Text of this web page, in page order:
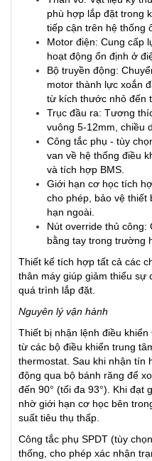
phù hợp lắp đặt trong
tiếp cận trên hệ thống
Motor điện: Cung cấp
hoạt động ổn định ở
Bộ truyền động:
motor thành lực xoắn
từ kích thước nhỏ đến
Trục đầu ra: Tương
vuông 5-12mm, chiều
Công tắc phụ - tùy
van về hệ thống điều
và tích hợp BMS.
Giới hạn cơ học tích
cho phép, bảo vệ thiết
hạn ngoài.
Nút override thủ công:
bằng tay trong trường
Thiết kế tích hợp tất cả các
thân máy giúp giảm thiểu sự
quá trình lắp đặt.
Nguyên lý vận hành
Thiết bị nhận lệnh điều
từ các bộ điều khiển trung
thermostat. Sau khi nhận tín
động qua bộ bánh răng để
đến 90° (tối đa 93°). Khi đạt
nhờ giới hạn cơ học bên
suất tiêu thụ thấp.
Công tắc phụ SPDT (tùy
thống, cho phép xác nhận